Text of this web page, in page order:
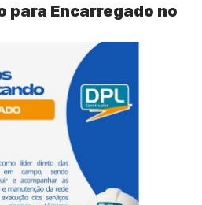
para Encarregado no